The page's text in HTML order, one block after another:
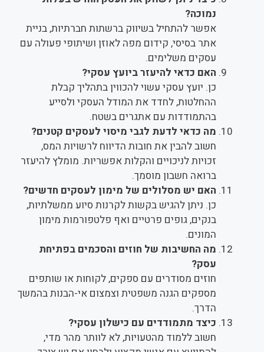
נמוכה?
אפשר להתחיל בשיווק ברשתות חברתיות, בניית
אתר בסיסי, קידום מפה לאוזן ושיתופי פעולה עם
עסקים משלימים.
האם כדאי להיעזר ביועץ עסקי?
כן. יועץ עסקי עשוי להכווין בתהליך קבלת
ההחלטות, לחדד את המודל העסקי ולסייע
בהתמודדות עם אתגרים בשטח.
מה כדאי לדעת לגבי מיסוי לעסקים קטנים?
חשוב להבין את חובות הדיווח לרשויות המס,
זכויות לניכויים והקלות אפשריות. מומלץ להיעזר
ברואה חשבון מוסמך.
האם יש מסלולים של מימון לעסקים חדשים?
כן. ניתן להגיש בקשות לקרנות סיוע ממשלתיות,
בנקים, גופים פרטיים ואף פלטפורמות מימון
המונים.
מה החשיבות של חוזים והסכמים בפתיחת
עסק?
חוזים מסודרים עם ספקים, לקוחות או שותפים
מספקים הגנה משפטית וצמצום אי-הבנות בהמשך
הדרך.
כיצד מתמודדים עם כישלון עסקי?
חשוב ללמוד מהטעויות, לא לוותר מהר מדי,